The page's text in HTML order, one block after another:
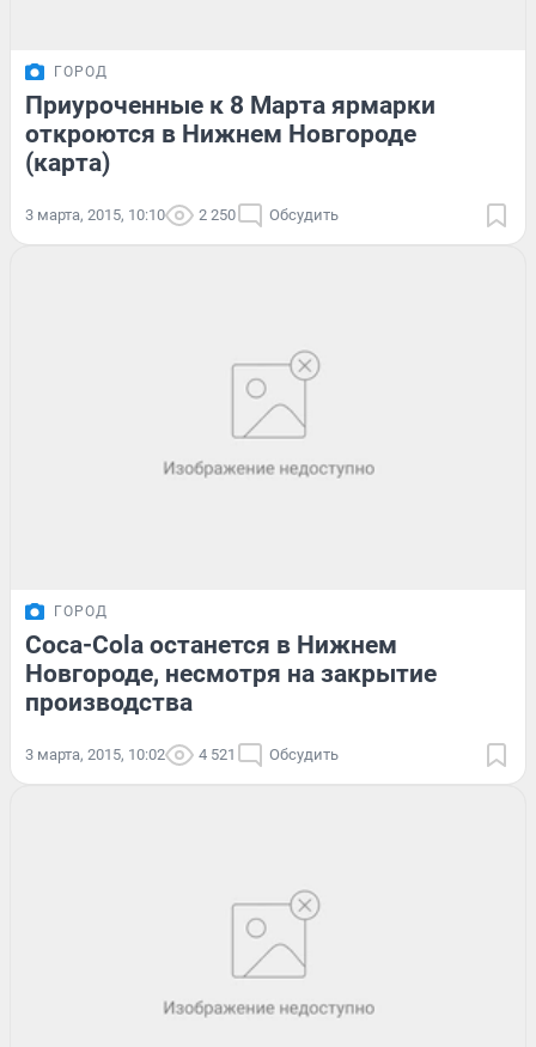
ГОРОД
Приуроченные к 8 Марта ярмарки
откроются в Нижнем Новгороде
(карта)
3 марта, 2015, 10:10 2 250 Обсудить
ГОРОД
Coca-Cola останется в Нижнем
Новгороде, несмотря на закрытие
производства
3 марта, 2015, 10:02 4 521 Обсудить